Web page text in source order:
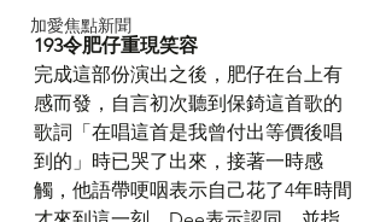
加愛焦點新聞
193令肥仔重現笑容
完成這部份演出之後，肥仔在台上有
感而發，自言初次聽到保錡這首歌的
歌詞「在唱這首是我曾付出等價後唱
到的」時已哭了出來，接著一時感
觸，他語帶哽咽表示自己花了4年時間